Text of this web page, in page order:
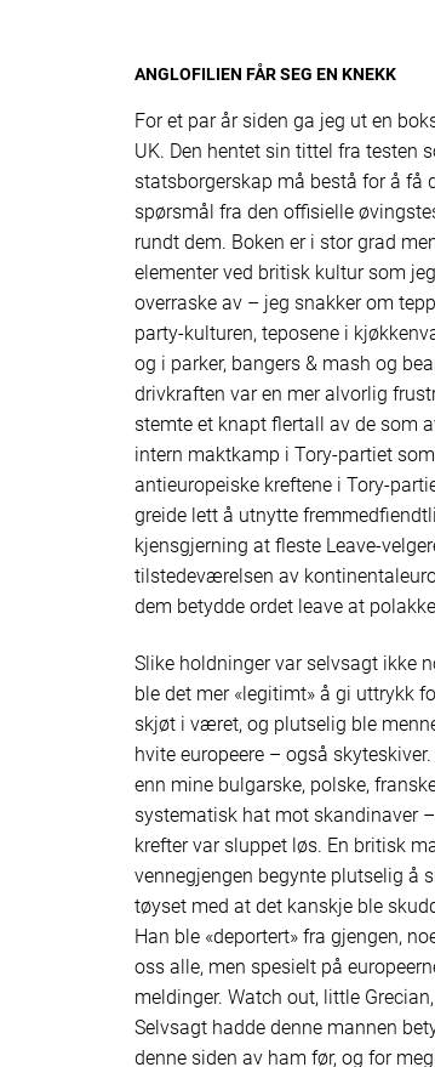
ANGLOFILIEN FÅR SEG EN KNEKK
For et par år siden ga jeg ut en
UK. Den hentet sin tittel fra testen
statsborgerskap må bestå for å få
spørsmål fra den offisielle
rundt dem. Boken er i stor grad
elementer ved britisk kultur som
overraske av – jeg snakker om
party-kulturen, teposene i
og i parker, bangers & mash og
drivkraften var en mer alvorlig
stemte et knapt flertall av de som
intern maktkamp i Tory-partiet
antieuropeiske kreftene i Tory-
greide lett å utnytte
kjensgjerning at fleste Leave-
tilstedeværelsen av
dem betydde ordet leave at
Slike holdninger var selvsagt ikke
ble det mer «legitimt» å gi uttrykk
skjøt i været, og plutselig ble
hvite europeere – også
enn mine bulgarske, polske,
systematisk hat mot skandinaver
krefter var sluppet løs. En britisk
vennegjengen begynte plutselig å
tøyset med at det kanskje ble
Han ble «deportert» fra gjengen,
oss alle, men spesielt på
meldinger. Watch out, little
Selvsagt hadde denne mannen
denne siden av ham før, og for